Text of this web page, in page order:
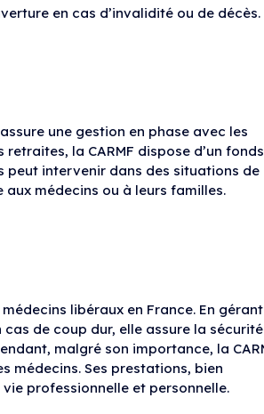
en cas d’invalidité ou de décès.
une gestion en phase avec les
la CARMF dispose d’un fonds
peut intervenir dans des situations de
médecins ou à leurs familles.
libéraux en France. En gérant
de coup dur, elle assure la sécurité
malgré son importance, la
médecins. Ses prestations, bien
professionnelle et personnelle.